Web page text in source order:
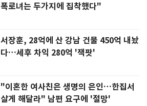
폭로녀는 두가지에 집착했다"
서장훈, 28억에 산 강남 건물 450억 내놨
다…세후 차익 280억 '잭팟'
"이혼한 여사친은 생명의 은인…한집서
살게 해달라" 남편 요구에 '절망'